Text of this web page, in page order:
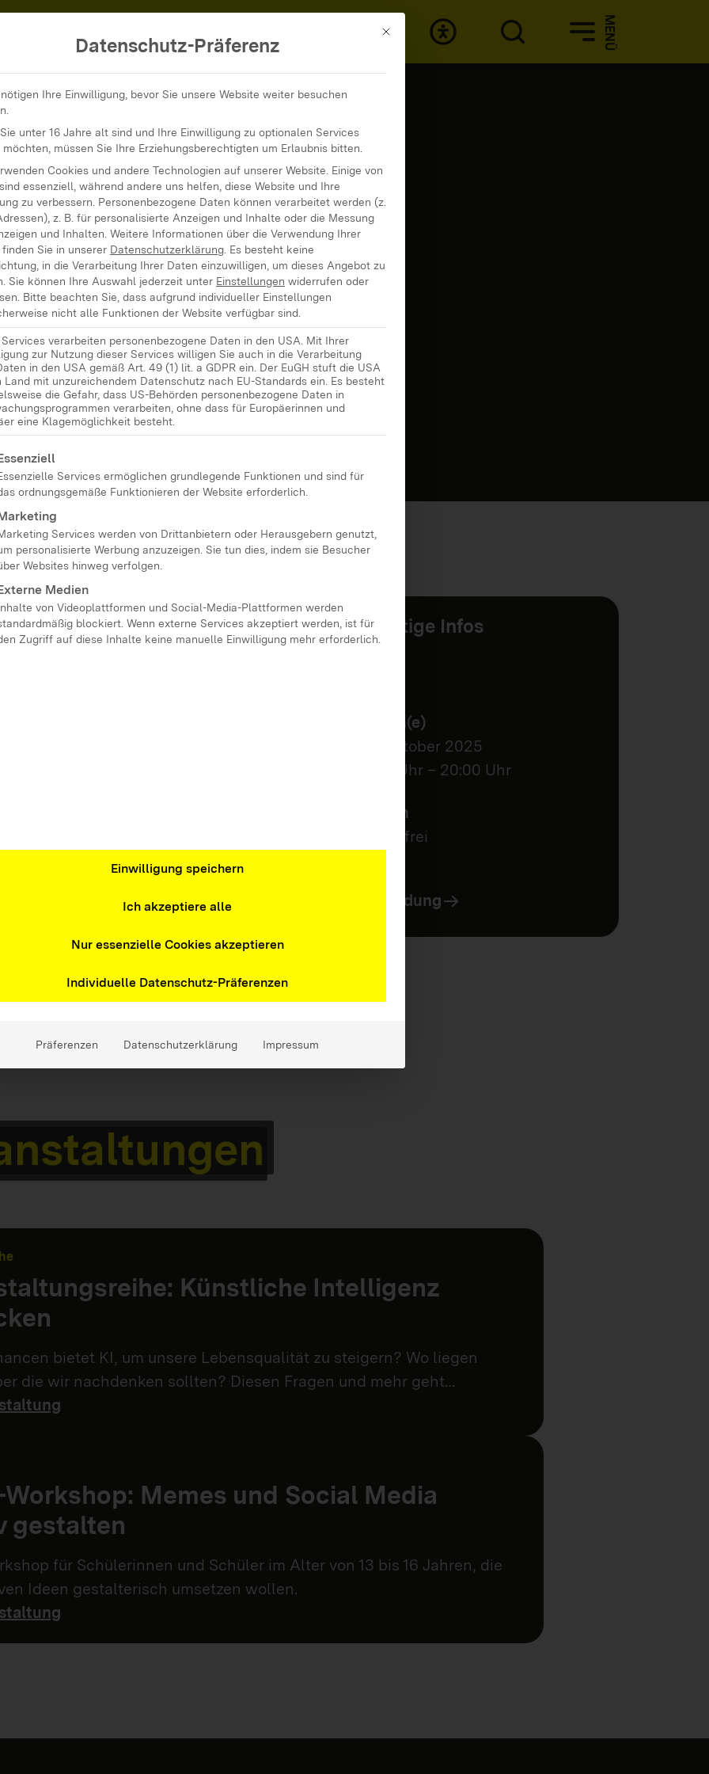
MENÜ
Kind und das Internet (Veranstaltung für Eltern)
das Internet
für Eltern)
kindgerechten und sicheren Umgang
und beantwortet Fragen zur
für Eltern angeboten.
sicheren Umgang mit dem Internet sowie
zur Mediennutzung beantwortet. Die
Webangebot medien-kindersicher.de
Schutzlösungen für die Geräte, Dienste
und das Internet
Baden-Württemberg (LFK)
Wichtige Infos
Termin(e)
23. Oktober 2025
18:30 Uhr – 20:00 Uhr
Kosten
kostenfrei
Anmeldung
Künstliche Intelligenz
bietet KI, um unsere Lebensqualität zu steigern? Wo liegen
die wir nachdenken sollten? Diesen Fragen und mehr geht…
Workshop: Memes und Social Media
gestalten
für Schülerinnen und Schüler im Alter von 13 bis 16 Jahren, die
Ideen gestalterisch umsetzen wollen.
Mit diesem Button wird der Dialog geschlossen. Seine
Datenschutz-Präferenz
Ihre Einwilligung, bevor Sie unsere Website weiter besuchen
unter 16 Jahre alt sind und Ihre Einwilligung zu optionalen Services
möchten, müssen Sie Ihre Erziehungsberechtigten um Erlaubnis bitten.
Cookies und andere Technologien auf unserer Website. Einige von
essenziell, während andere uns helfen, diese Website und Ihre
zu verbessern. Personenbezogene Daten können verarbeitet werden (z.
z. B. für personalisierte Anzeigen und Inhalte oder die Messung
und Inhalten. Weitere Informationen über die Verwendung Ihrer
finden Sie in unserer Datenschutzerklärung Es besteht keine
in die Verarbeitung Ihrer Daten einzuwilligen, um dieses Angebot zu
Sie können Ihre Auswahl jederzeit unter Einstellungen widerrufen oder
Bitte beachten Sie, dass aufgrund individueller Einstellungen
nicht alle Funktionen der Website verfügbar sind.
Services verarbeiten personenbezogene Daten in den USA. Mit Ihrer
zur Nutzung dieser Services willigen Sie auch in die Verarbeitung
in den USA gemäß Art. 49 (1) lit. a GDPR ein. Der EuGH stuft die USA
Land mit unzureichendem Datenschutz nach EU-Standards ein. Es besteht
die Gefahr, dass US-Behörden personenbezogene Daten in
verarbeiten, ohne dass für Europäerinnen und
eine Klagemöglichkeit besteht.
eine Liste der Service-Gruppen, für die eine Einwilligung erteilt werden kann. Die erste Service-Gruppe ist essenziell
Services ermöglichen grundlegende Funktionen und sind für
ordnungsgemäße Funktionieren der Website erforderlich.
Services werden von Drittanbietern oder Herausgebern genutzt,
personalisierte Werbung anzuzeigen. Sie tun dies, indem sie Besucher
Websites hinweg verfolgen.
Medien
von Videoplattformen und Social-Media-Plattformen werden
blockiert. Wenn externe Services akzeptiert werden, ist für
Zugriff auf diese Inhalte keine manuelle Einwilligung mehr erforderlich.
Einwilligung speichern
Ich akzeptiere alle
Nur essenzielle Cookies akzeptieren
Individuelle Datenschutz-Präferenzen
Präferenzen Datenschutzerklärung Impressum